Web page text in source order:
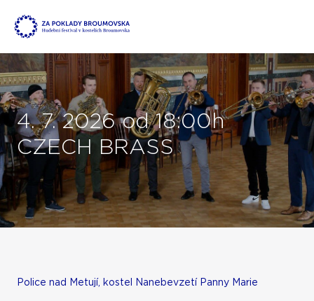
4. 7. 2026 od 18:00h
CZECH BRASS
Police nad Metují, kostel Nanebevzetí Panny Marie